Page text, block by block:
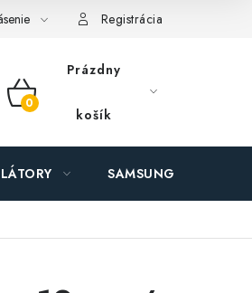
Zľavy pre profíkov
Registrácia
NÁKUPNÝ
KOŠÍK
Prázdny
košík
SAMSUNG SVIETIDLÁ